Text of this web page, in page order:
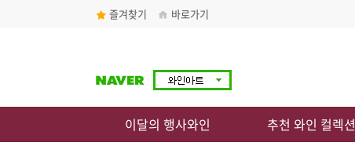
즐겨찾기 바로가기
이달의 행사와인 추천 와인 컬렉션